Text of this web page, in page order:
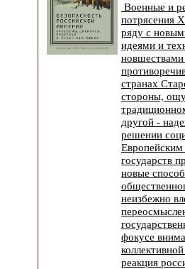
Военные и
потрясения
ряду с
идеями и
странах
стороны,
другой -
решении
государств
новые
неизбежно
фокусе
реакция